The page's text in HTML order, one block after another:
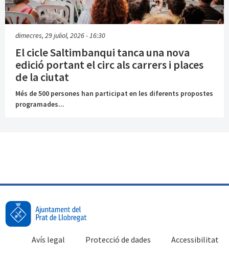
dimecres, 29 juliol, 2026 - 16:30
El cicle Saltimbanqui tanca una nova
edició portant el circ als carrers i places
de la ciutat
Més de 500 persones han participat en les diferents propostes
programades...
Accessibilitat
Protecció de dades
Avís legal